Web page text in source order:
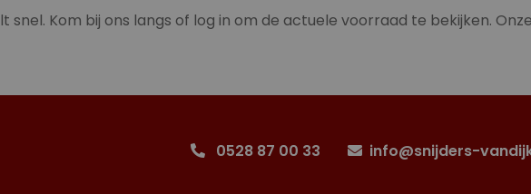
snel. Kom bij ons langs of log in om de actuele voorraad te bekijken.
0528 87 00 33 info@snijders-